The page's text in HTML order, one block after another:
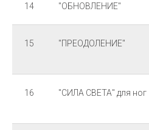
14 "ОБНОВЛЕНИЕ"
15 "ПРЕОДОЛЕНИЕ"
16 "СИЛА СВЕТА" для ног